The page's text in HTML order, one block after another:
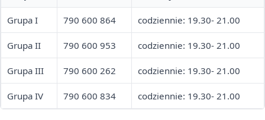
Grupa I 790 600 864 codziennie: 19.30- 21.00
Grupa II 790 600 953 codziennie: 19.30- 21.00
Grupa III 790 600 262 codziennie: 19.30- 21.00
Grupa IV 790 600 834 codziennie: 19.30- 21.00